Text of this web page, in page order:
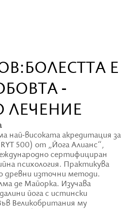
Е
-
ЛЕЧЕНИЕ
най-високата акредитация за
500) от „Йога Алианс“,
сертифициран
психология. Практикува
древни източни методи.
де Майорка. Изучава
йога с истински
Великобритания му